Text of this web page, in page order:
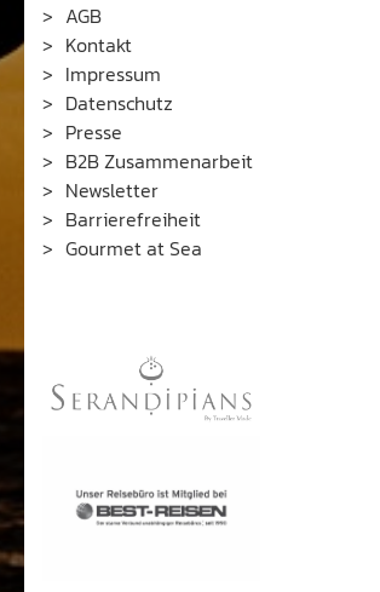
AGB
Kontakt
Impressum
Datenschutz
Presse
B2B Zusammenarbeit
Newsletter
Barrierefreiheit
Gourmet at Sea